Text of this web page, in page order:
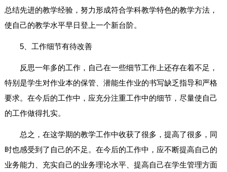
总结先进的教学经验，努力形成符合学科教学特色的教学方法，
使自己的教学水平早日登上一个新台阶。
5、工作细节有待改善
反思一年多的工作，自己在一些细节工作上还存在着不足，
特别是学生对作业本的保管、潜能生作业的书写缺乏指导和严格
要求。在今后的工作中，应充分注重工作中的细节，尽量使自己
的工作做得扎实。
总之，在这学期的教学工作中收获了很多，提高了很多，同
时也感受到了自己的不足。在今后的工作中，应不断提高自己的
业务能力、充实自己的业务理论水平、提高自己在学生管理方面